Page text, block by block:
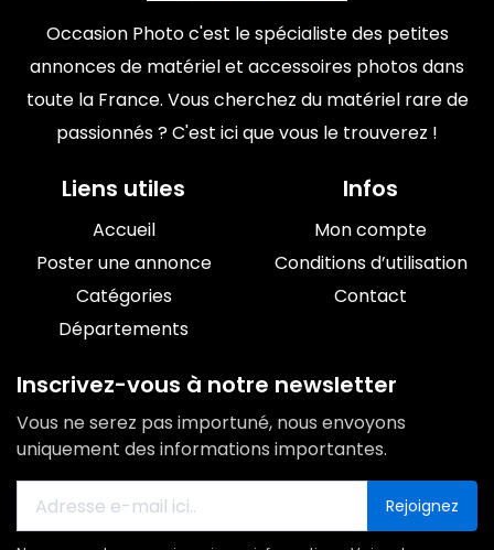
Occasion Photo c'est le spécialiste des petites
annonces de matériel et accessoires photos dans
toute la France. Vous cherchez du matériel rare de
passionnés ? C'est ici que vous le trouverez !
Liens utiles
Accueil
Poster une annonce
Catégories
Départements
Infos
Mon compte
Conditions d’utilisation
Contact
Inscrivez-vous à notre newsletter
Vous ne serez pas importuné, nous envoyons
uniquement des informations importantes.
Rejoignez